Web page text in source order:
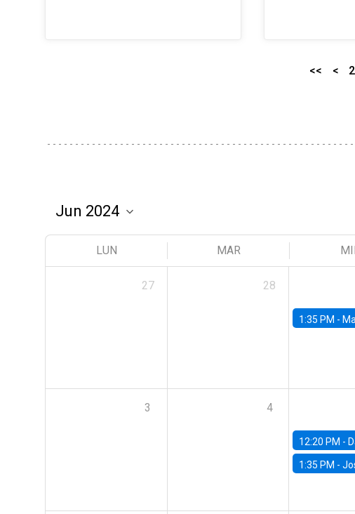
<< <
LUN MAR
27 28
1:35 PM - Mateo
3 4
12:20 PM -
1:35 PM -Jose